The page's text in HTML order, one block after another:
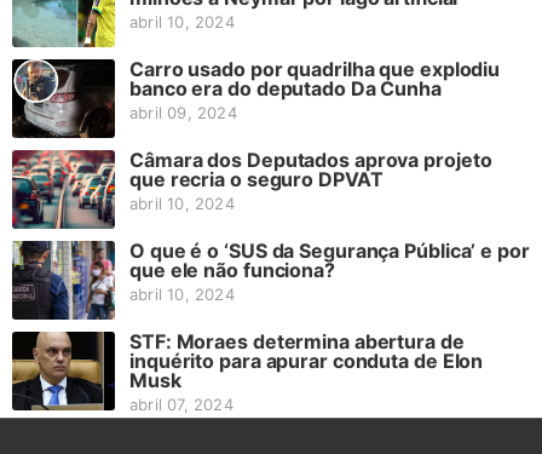
abril 10, 2024
Carro usado por quadrilha que explodiu
banco era do deputado Da Cunha
abril 09, 2024
Câmara dos Deputados aprova projeto
que recria o seguro DPVAT
abril 10, 2024
O que é o ‘SUS da Segurança Pública’ e por
que ele não funciona?
abril 10, 2024
STF: Moraes determina abertura de
inquérito para apurar conduta de Elon
Musk
abril 07, 2024